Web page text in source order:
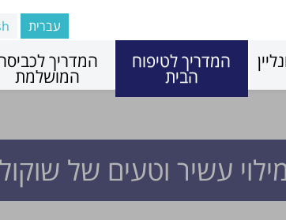
עברית
המדריך לטיפוח
הבית
המדריך
המושלמת
עשיר וטעים של